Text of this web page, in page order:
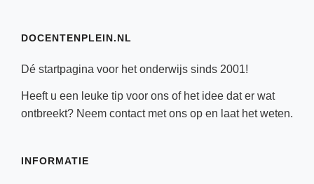
DOCENTENPLEIN.NL
Dé startpagina voor het onderwijs sinds 2001!
Heeft u een leuke tip voor ons of het idee dat er wat
ontbreekt? Neem contactmet ons op en laat het weten.
INFORMATIE